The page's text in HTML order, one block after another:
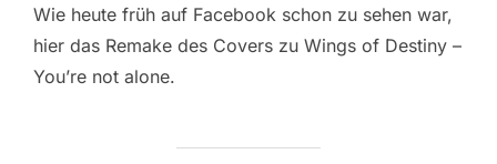
Wie heute früh auf Facebook schon zu sehen war,
hier das Remake des Covers zu Wings of Destiny –
You’re not alone.